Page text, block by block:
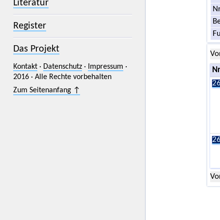
Literatur
Register
Das Projekt
Kontakt· Datenschutz· Impressum ·
2016 · Alle Rechte vorbehalten
Zum Seitenanfang ↑